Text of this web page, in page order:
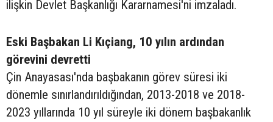
ilişkin Devlet Başkanlığı Kararnamesi'ni imzaladı.
Eski Başbakan Li Kıçiang, 10 yılın ardından
görevini devretti
Çin Anayasası'nda başbakanın görev süresi iki
dönemle sınırlandırıldığından, 2013-2018 ve 2018-
2023 yıllarında 10 yıl süreyle iki dönem başbakanlık